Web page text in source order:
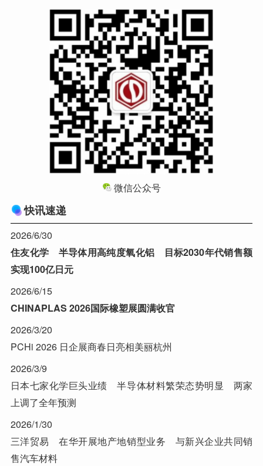
微信公众号
快讯速递
2026/6/30
住友化学 半导体用高纯度氧化铝 目标2030年代销售额
实现100亿日元
2026/6/15
CHINAPLAS 2026国际橡塑展圆满收官
2026/3/20
PCHi 2026 日企展商春日亮相美丽杭州
2026/3/9
日本七家化学巨头业绩 半导体材料繁荣态势明显 两家
上调了全年预测
2026/1/30
三洋贸易 在华开展地产地销型业务 与新兴企业共同销
售汽车材料